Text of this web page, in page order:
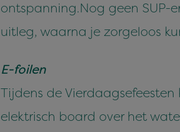
ontspanning.Nog geen SUP-
uitleg, waarna je zorgeloos
E-foilen
Tijdens de
elektrisch board over het